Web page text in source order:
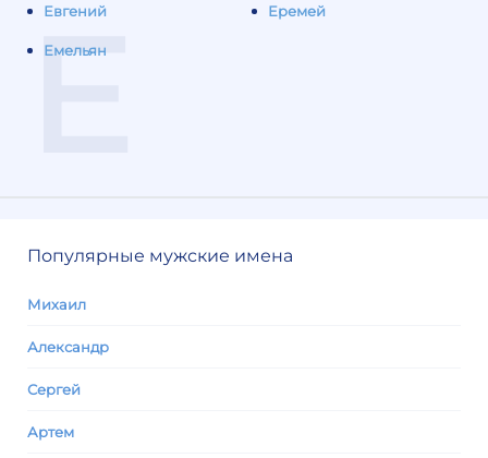
Е
Евгений
Емельян
Еремей
Популярные мужские имена
Михаил
Александр
Сергей
Артем